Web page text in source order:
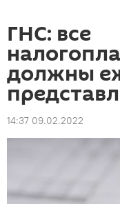
ГНС: все
должны
14:37 09.02.2022